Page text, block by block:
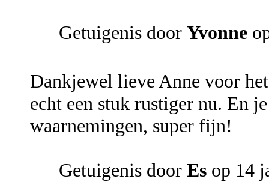
Getuigenis door Yvonne
Dankjewel lieve Anne voor
echt een stuk rustiger nu. En
waarnemingen, super fijn!
Getuigenis door Es op 14